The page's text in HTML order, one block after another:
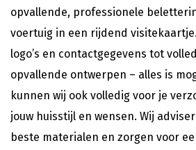
opvallende, professionele
voertuig in een rijdend
logo’s en contactgegevens tot
opvallende ontwerpen – alles is
kunnen wij ook volledig voor je
jouw huisstijl en wensen. Wij
beste materialen en zorgen voor